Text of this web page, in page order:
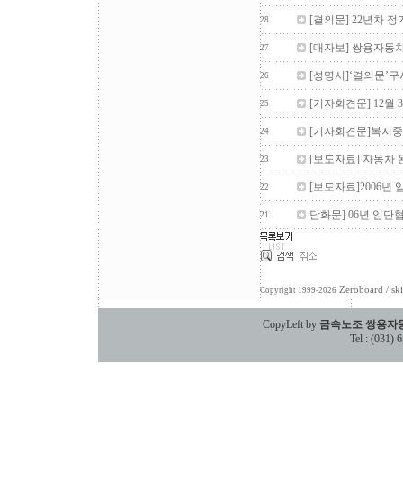
28 [결의문] 22년차 정
27 [대자보] 쌍용자동
26 [성명서]‘결의문’
25 [기자회견문] 12월
24 [기자회견문]복지
23 [보도자료] 자동차
22 [보도자료]2006년
21 담화문] 06년 임단
Copyright 1999-2026 Zeroboard /
CopyLeft by 금속노조 쌍용자
Tel : (031)